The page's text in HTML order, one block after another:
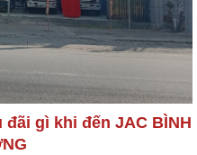
gì khi đến JAC BÌNH